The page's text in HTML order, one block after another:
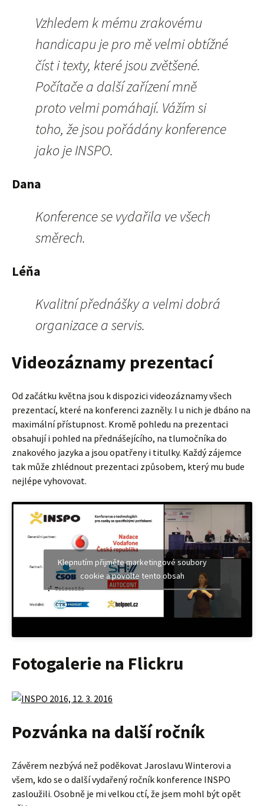
Vzhledem k mému zrakovému
handicapu je pro mě velmi obtížné
číst i texty, které jsou zvětšené.
Počítače a další zařízení mně
proto velmi pomáhají. Vážím si
toho, že jsou pořádány konference
jako je INSPO.
Dana
Konference se vydařila ve všech
směrech.
Léňa
Kvalitní přednášky a velmi dobrá
organizace a servis.
Videozáznamy prezentací
Od začátku května jsou k dispozici videozáznamy všech
prezentací, které na konferenci zazněly. I u nich je dbáno na
maximální přístupnost. Kromě pohledu na prezentaci
obsahují i pohled na přednášejícího, na tlumočníka do
znakového jazyka a jsou opatřeny i titulky. Každý zájemce
tak může zhlédnout prezentaci způsobem, který mu bude
nejlépe vyhovovat.
Klepnutím přijměte marketingové soubory
cookie a povolte tento obsah
Fotogalerie na Flickru
Pozvánka na další ročník
Závěrem nezbývá než poděkovat Jaroslavu Winterovi a
všem, kdo se o další vydařený ročník konference INSPO
zasloužili. Osobně je mi velkou ctí, že jsem mohl být opět